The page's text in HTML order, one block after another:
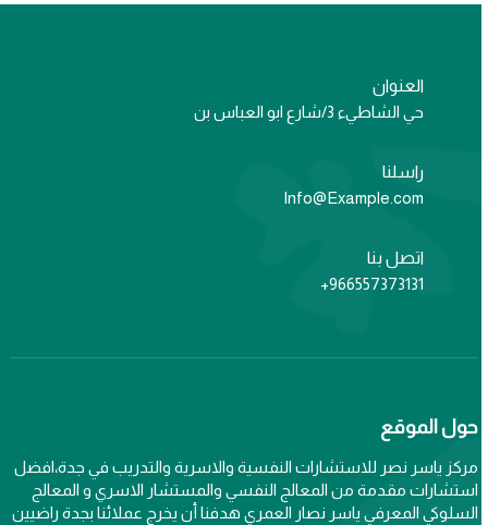
العنوان
حي الشاطيء 3/شارع ابو العباس بن
راسلنا
Info@Example.com
اتصل بنا
966557373131+
حول الموقع
مركز ياسر نصر للاستشارات النفسية والاسرية والتدريب في جدة،افضل
استشارات مقدمة من المعالج النفسي والمستشار الاسري و المعالج
السلوكي المعرفي ياسر نصار العمري هدفنا أن يخرج عملائنا بجدة راضيين